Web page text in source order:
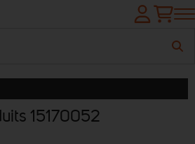
15170052